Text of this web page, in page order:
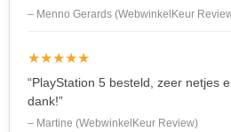
– Menno Gerards (WebwinkelKeur
★★★★★
“PlayStation 5 besteld, zeer netjes
dank!”
– Martine (WebwinkelKeur Review)